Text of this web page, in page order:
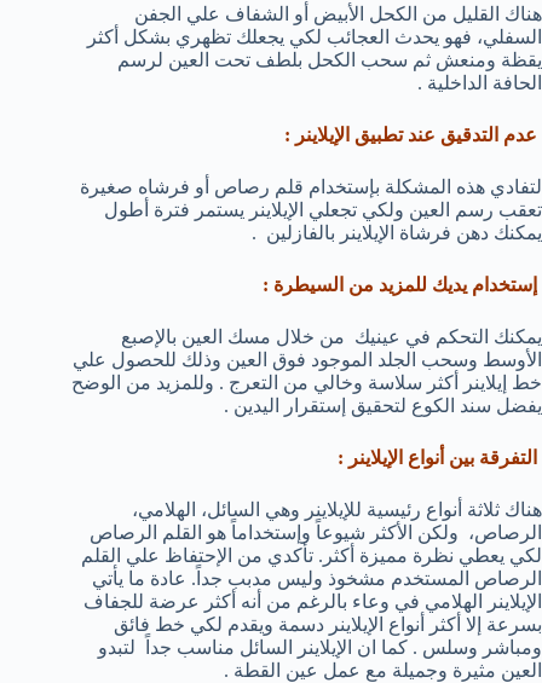
هناك القليل من الكحل الأبيض أو الشفاف علي الجفن
السفلي، فهو يحدث العجائب لكي يجعلك تظهري بشكل أكثر
يقظة ومنعش ثم سحب الكحل بلطف تحت العين لرسم
الحافة الداخلية .
عدم التدقيق عند تطبيق الإيلاينر :
لتفادي هذه المشكلة بإستخدام قلم رصاص أو فرشاه صغيرة
تعقب رسم العين ولكي تجعلي الإيلاينر يستمر فترة أطول
يمكنك دهن فرشاة الإيلاينر بالفازلين .
إستخدام يديك للمزيد من السيطرة :
يمكنك التحكم في عينيك من خلال مسك العين بالإصبع
الأوسط وسحب الجلد الموجود فوق العين وذلك للحصول علي
خط إيلاينر أكثر سلاسة وخالي من التعرج . وللمزيد من الوضح
يفضل سند الكوع لتحقيق إستقرار اليدين .
التفرقة بين أنواع الإيلاينر :
هناك ثلاثة أنواع رئيسية للإيلاينر وهي السائل، الهلامي،
الرصاص، ولكن الأكثر شيوعاً وإستخداماً هو القلم الرصاص
لكي يعطي نظرة مميزة أكثر. تأكدي من الإحتفاظ علي القلم
الرصاص المستخدم مشخوذ وليس مدبب جداً. عادة ما يأتي
الإيلاينر الهلامي في وعاء بالرغم من أنه أكثر عرضة للجفاف
بسرعة إلا أكثر أنواع الإيلاينر دسمة ويقدم لكي خط فائق
ومباشر وسلس . كما ان الإيلاينر السائل مناسب جداً لتبدو
العين مثيرة وجميلة مع عمل عين القطة .